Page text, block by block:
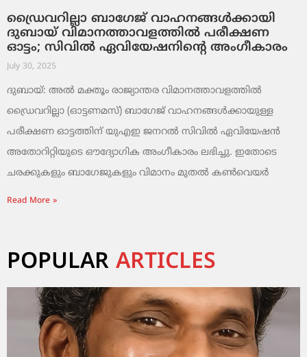
ഡ്രൈവറില്ലാ ബാഗേജ് വാഹനങ്ങൾക്കായി
ദുബായ് വിമാനത്താവളത്തിൽ പരീക്ഷണ
ഓട്ടം; സിവിൽ ഏവിയേഷനിന്റെ അംഗീകാരം
July 30, 2025
ദുബായ്: അൽ മക്തൂം രാജ്യാന്തര വിമാനത്താവളത്തിൽ
ഡ്രൈവറില്ലാ (ഓട്ടണമസ്) ബാഗേജ് വാഹനങ്ങൾക്കായുള്ള
പരീക്ഷണ ഓട്ടത്തിന് യുഎഇ ജനറൽ സിവിൽ ഏവിയേഷൻ
അതോറിറ്റിയുടെ ഔദ്യോഗിക അംഗീകാരം ലഭിച്ചു. ഇതോടെ
ചരക്കുകളും ബാഗേജുകളും വിമാനം മുതൽ കൺവെയർ
Read More »
POPULAR ARTICLES